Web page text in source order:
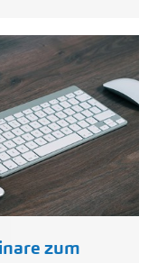
zum